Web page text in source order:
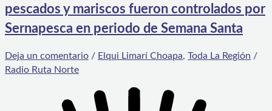
pescados y mariscos fueron controlados por
Sernapesca en periodo de Semana Santa
Deja un comentario / Elqui Limarí Choapa, Toda La Región /
Radio Ruta Norte